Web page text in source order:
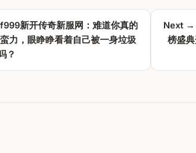
新开传奇新服网：难道你真的
力，眼睁睁看着自己被一身垃圾
？
Next →
榜盛